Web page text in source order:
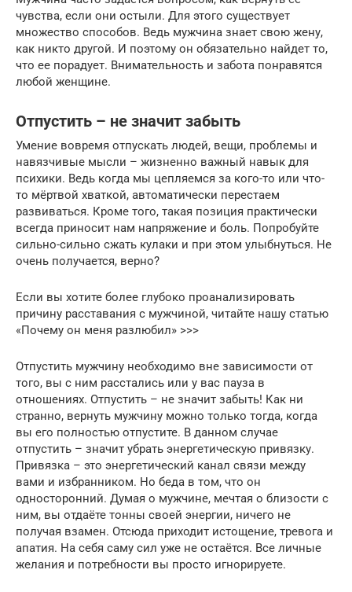
чувства, если они остыли. Для этого существует
множество способов. Ведь мужчина знает свою жену,
как никто другой. И поэтому он обязательно найдет то,
что ее порадует. Внимательность и забота понравятся
любой женщине.
Отпустить – не значит забыть
Умение вовремя отпускать людей, вещи, проблемы и
навязчивые мысли – жизненно важный навык для
психики. Ведь когда мы цепляемся за кого-то или что-
то мёртвой хваткой, автоматически перестаем
развиваться. Кроме того, такая позиция практически
всегда приносит нам напряжение и боль. Попробуйте
сильно-сильно сжать кулаки и при этом улыбнуться. Не
очень получается, верно?
Если вы хотите более глубоко проанализировать
причину расставания с мужчиной, читайте нашу статью
«Почему он меня разлюбил» >>>
Отпустить мужчину необходимо вне зависимости от
того, вы с ним расстались или у вас пауза в
отношениях. Отпустить – не значит забыть! Как ни
странно, вернуть мужчину можно только тогда, когда
вы его полностью отпустите. В данном случае
отпустить – значит убрать энергетическую привязку.
Привязка – это энергетический канал связи между
вами и избранником. Но беда в том, что он
односторонний. Думая о мужчине, мечтая о близости с
ним, вы отдаёте тонны своей энергии, ничего не
получая взамен. Отсюда приходит истощение, тревога и
апатия. На себя саму сил уже не остаётся. Все личные
желания и потребности вы просто игнорируете.